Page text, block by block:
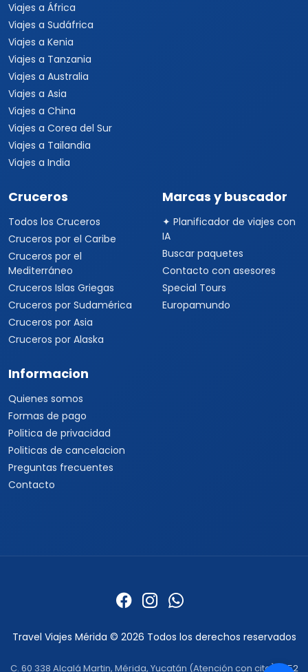
Viajes a África
Viajes a Sudáfrica
Viajes a Kenia
Viajes a Tanzania
Viajes a Australia
Viajes a Asia
Viajes a China
Viajes a Corea del Sur
Viajes a Tailandia
Viajes a India
Cruceros
Todos los Cruceros
Cruceros por el Caribe
Cruceros por el
Mediterráneo
Cruceros Islas Griegas
Cruceros por Sudamérica
Cruceros por Asia
Cruceros por Alaska
Marcas y buscador
✦ Planificador de viajes con
IA
Buscar paquetes
Contacto con asesores
Special Tours
Europamundo
Informacion
Quienes somos
Formas de pago
Politica de privacidad
Politicas de cancelacion
Preguntas frecuentes
Contacto
Travel Viajes Mérida © 2026 Todos los derechos reservados
C. 60 338 Alcalá Martin, Mérida, Yucatán (Atención con cita) ·+52